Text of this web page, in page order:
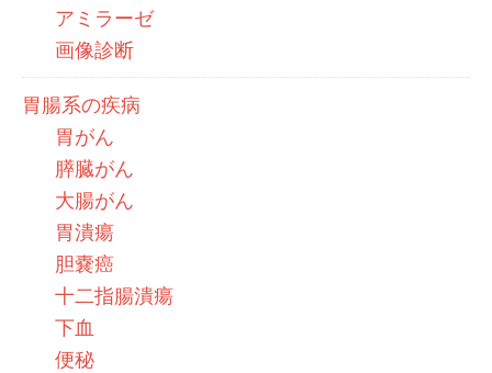
アミラーゼ
画像診断
胃腸系の疾病
胃がん
膵臓がん
大腸がん
胃潰瘍
胆嚢癌
十二指腸潰瘍
下血
便秘